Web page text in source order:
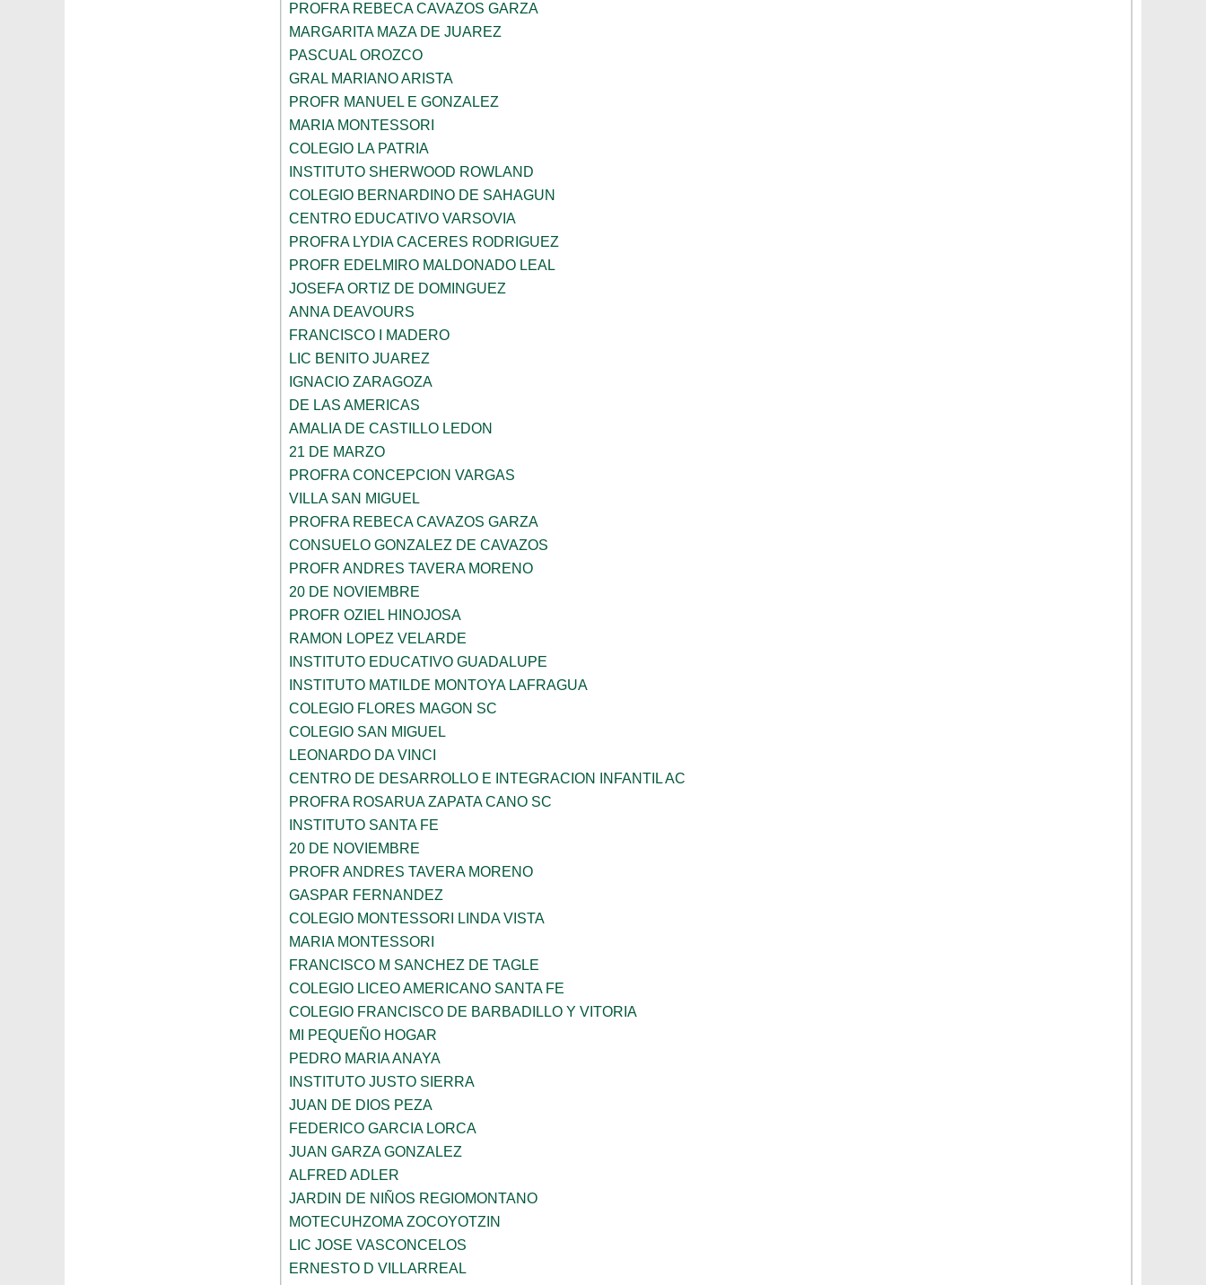
PROFRA REBECA CAVAZOS GARZA
MARGARITA MAZA DE JUAREZ
PASCUAL OROZCO
GRAL MARIANO ARISTA
PROFR MANUEL E GONZALEZ
MARIA MONTESSORI
COLEGIO LA PATRIA
INSTITUTO SHERWOOD ROWLAND
COLEGIO BERNARDINO DE SAHAGUN
CENTRO EDUCATIVO VARSOVIA
PROFRA LYDIA CACERES RODRIGUEZ
PROFR EDELMIRO MALDONADO LEAL
JOSEFA ORTIZ DE DOMINGUEZ
ANNA DEAVOURS
FRANCISCO I MADERO
LIC BENITO JUAREZ
IGNACIO ZARAGOZA
DE LAS AMERICAS
AMALIA DE CASTILLO LEDON
21 DE MARZO
PROFRA CONCEPCION VARGAS
VILLA SAN MIGUEL
PROFRA REBECA CAVAZOS GARZA
CONSUELO GONZALEZ DE CAVAZOS
PROFR ANDRES TAVERA MORENO
20 DE NOVIEMBRE
PROFR OZIEL HINOJOSA
RAMON LOPEZ VELARDE
INSTITUTO EDUCATIVO GUADALUPE
INSTITUTO MATILDE MONTOYA LAFRAGUA
COLEGIO FLORES MAGON SC
COLEGIO SAN MIGUEL
LEONARDO DA VINCI
CENTRO DE DESARROLLO E INTEGRACION INFANTIL AC
PROFRA ROSARUA ZAPATA CANO SC
INSTITUTO SANTA FE
20 DE NOVIEMBRE
PROFR ANDRES TAVERA MORENO
GASPAR FERNANDEZ
COLEGIO MONTESSORI LINDA VISTA
MARIA MONTESSORI
FRANCISCO M SANCHEZ DE TAGLE
COLEGIO LICEO AMERICANO SANTA FE
COLEGIO FRANCISCO DE BARBADILLO Y VITORIA
MI PEQUEÑO HOGAR
PEDRO MARIA ANAYA
INSTITUTO JUSTO SIERRA
JUAN DE DIOS PEZA
FEDERICO GARCIA LORCA
JUAN GARZA GONZALEZ
ALFRED ADLER
JARDIN DE NIÑOS REGIOMONTANO
MOTECUHZOMA ZOCOYOTZIN
LIC JOSE VASCONCELOS
ERNESTO D VILLARREAL